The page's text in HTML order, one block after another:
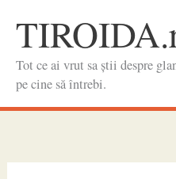
content
Tot ce ai vrut sa știi despre
pe cine să întrebi.